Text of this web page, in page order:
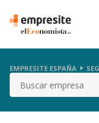
EMPRESITE ESPAÑA
Buscar